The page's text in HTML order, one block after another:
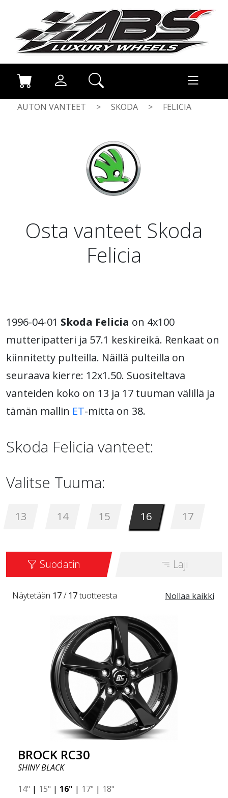
AUTON VANTEET > SKODA > FELICIA
Osta vanteet Skoda
Felicia
1996-04-01 Skoda Felicia on 4x100
mutteripatteri ja 57.1 keskireikä. Renkaat on
kiinnitetty pulteilla. Näillä pulteilla on
seuraava kierre: 12x1.50. Suositeltava
vanteiden koko on 13 ja 17 tuuman välillä ja
tämän mallin ET-mitta on 38.
Skoda Felicia vanteet:
Valitse Tuuma:
13 14 15 16 17
Suodatin Laji
Nollaa kaikki
Näytetään 17/ 17tuotteesta
BROCK RC30
SHINY BLACK
14" | 15" | 16" | 17" | 18"